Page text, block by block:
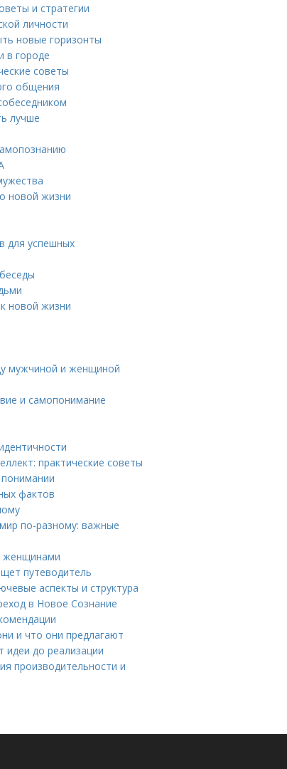
и стратегии
личности
новые горизонты
в городе
советы
общения
лучше
новой жизни
для успешных
новой жизни
мужчиной и женщиной
и самопонимание
практические советы
фактов
по-разному: важные
женщинами
путеводитель
аспекты и структура
в Новое Сознание
и что они предлагают
до реализации
производительности и